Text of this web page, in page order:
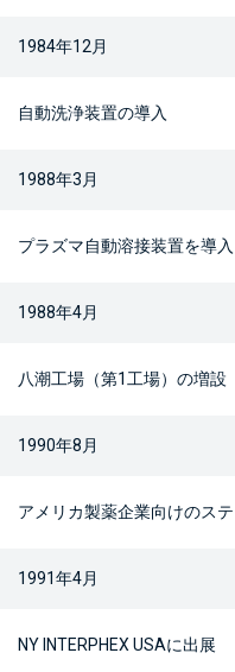
1984年12月
自動洗浄装置の導入
1988年3月
プラズマ自動溶接装置を導
1988年4月
八潮工場（第1工場）の増設
1990年8月
アメリカ製薬企業向けのス
1991年4月
NY INTERPHEX USAに出展